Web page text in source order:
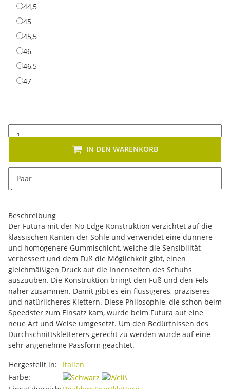
44,544,5
4545
45,545,5
4646
46,546,5
4747
Paar
IN DEN WARENKORB
Dieses Produkt hat Variationen. Wählen Sie bitte die
Beschreibung
Der Futura mit der No-Edge Konstruktion verzichtet auf die
klassischen Kanten der Sohle und verwendet eine dünnere
und homogenere Gummischicht, welche die Sensibilität
verbessert und dem Fuß die Möglichkeit gibt, einen
gleichmäßigen Druck auf die Innenseiten des Schuhs
auszuüben. Die Konstruktion bringt den Fuß und den Fels
näher zusammen. Damit gibt es ein flüssigeres, präziseres
und natürlicheres Klettern. Diese Philosophie, die schon beim
Speedster zum Einsatz kam, wurde beim Futura auf eine
neue Art und Weise umgesetzt. Um den Bedürfnissen des
Durchschnittskletterers gerecht zu werden wurde auf eine
sehr angenehme Passform geachtet.
Produkteigenschaft
Wert
Hergestellt in:
Italien
Farbe: